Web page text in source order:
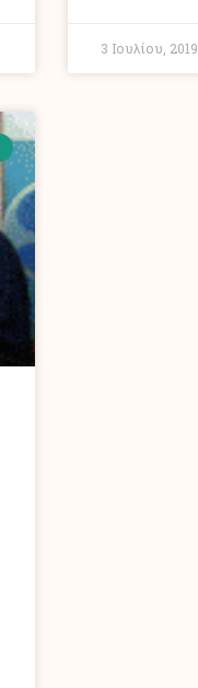
3 Ιουλίου, 2019